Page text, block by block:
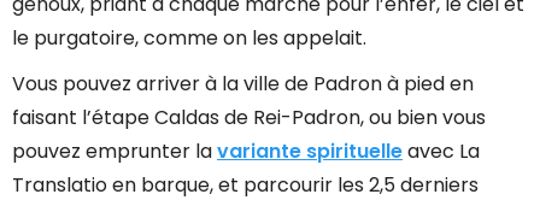
le purgatoire, comme on les appelait.
Vous pouvez arriver à la ville de Padron à pied en
faisant l’étape Caldas de Rei-Padron, ou bien vous
pouvez emprunter lavariante spirituelleavec La
Translatio en barque, et parcourir les 2,5 derniers